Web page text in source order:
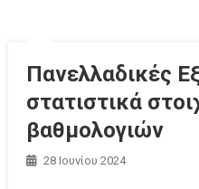
Πανελλαδικές
στατιστικά
βαθμολογιών
28 Ιουνίου 2024